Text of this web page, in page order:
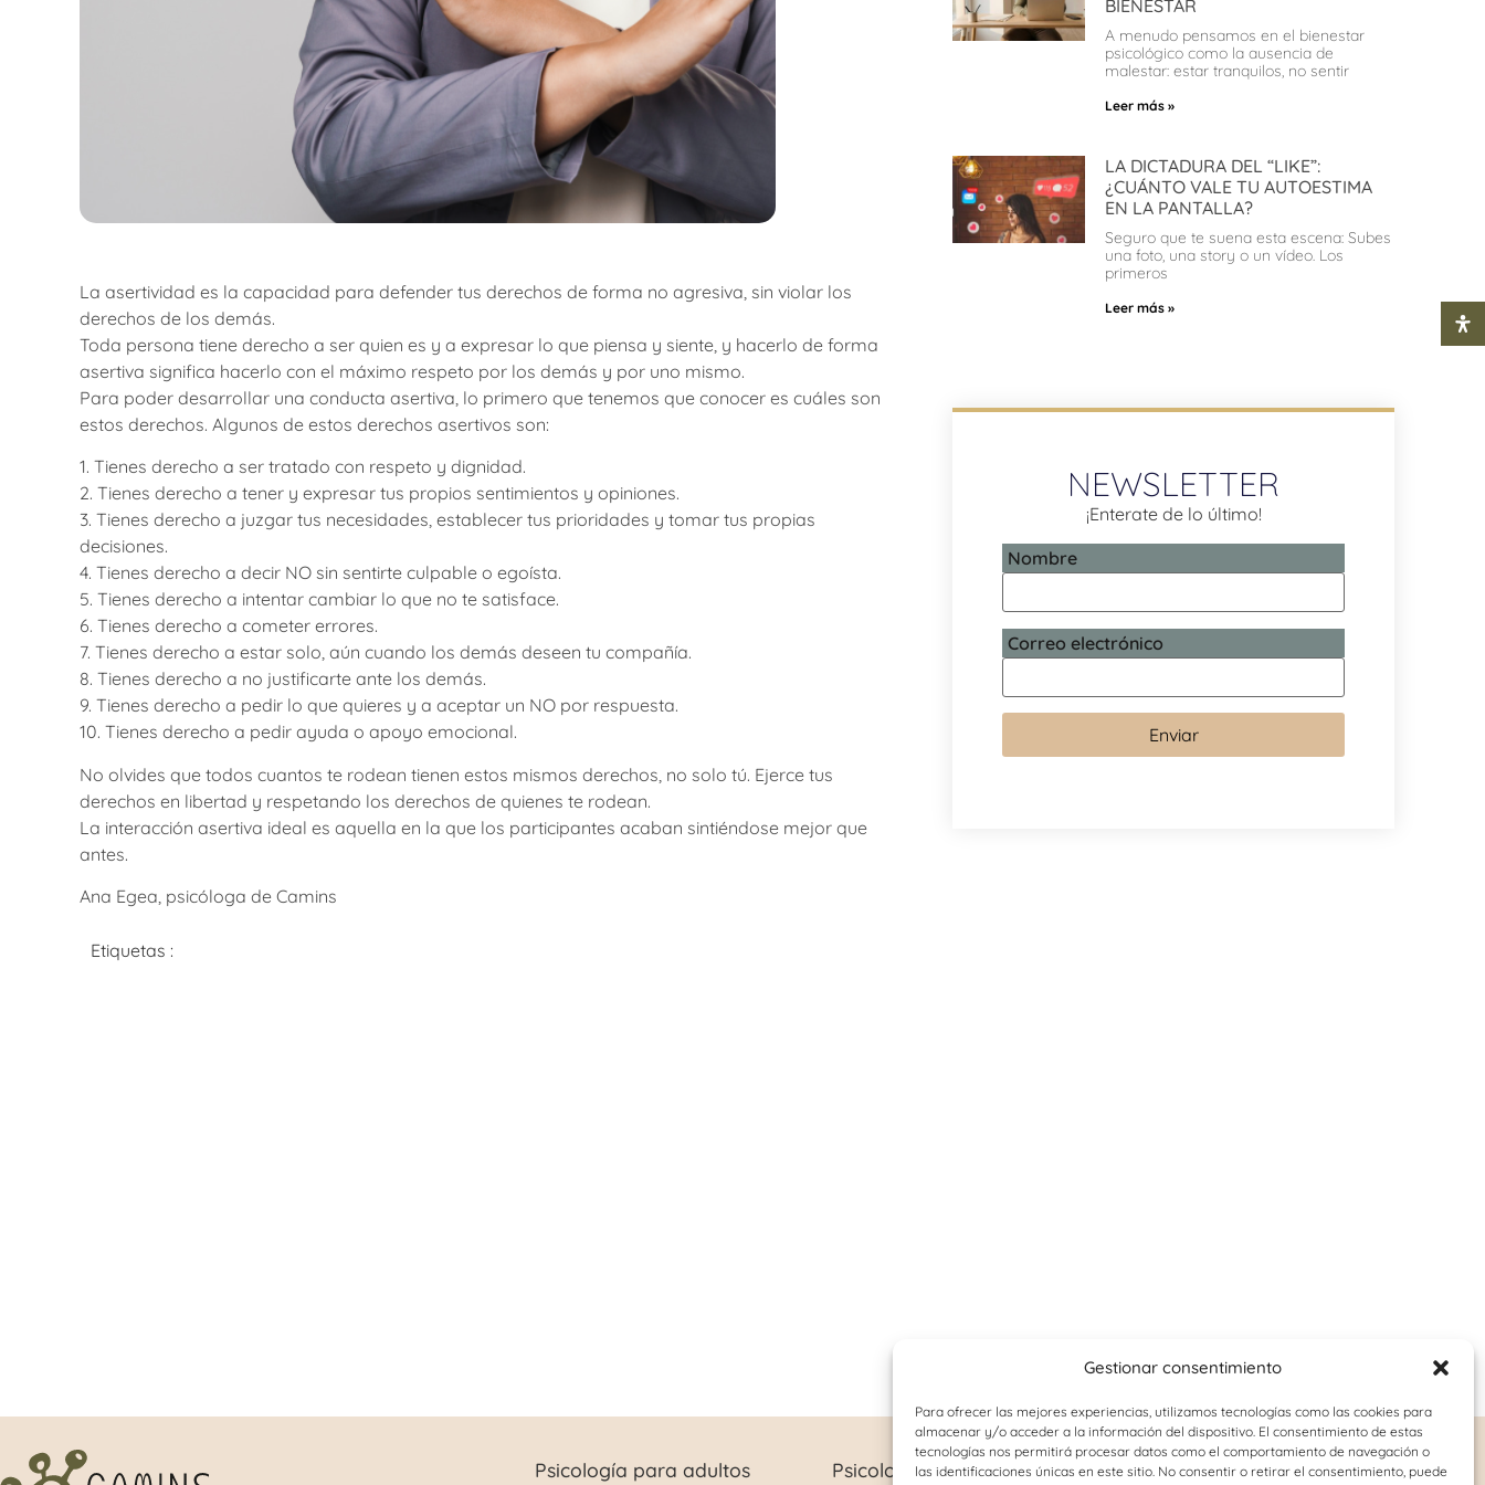
Gestionar consentimiento
Para ofrecer las mejores experiencias, utilizamos tecnologías como las cookies para
almacenar y/o acceder a la información del dispositivo. El consentimiento de estas
tecnologías nos permitirá procesar datos como el comportamiento de navegación o
las identificaciones únicas en este sitio. No consentir o retirar el consentimiento, puede
La asertividad es la capacidad para defender tus derechos de forma no agresiva, sin violar los
derechos de los demás.
Toda persona tiene derecho a ser quien es y a expresar lo que piensa y siente, y hacerlo de forma
asertiva significa hacerlo con el máximo respeto por los demás y por uno mismo.
Para poder desarrollar una conducta asertiva, lo primero que tenemos que conocer es cuáles son
estos derechos. Algunos de estos derechos asertivos son:
1. Tienes derecho a ser tratado con respeto y dignidad.
2. Tienes derecho a tener y expresar tus propios sentimientos y opiniones.
3. Tienes derecho a juzgar tus necesidades, establecer tus prioridades y tomar tus propias
decisiones.
4. Tienes derecho a decir NO sin sentirte culpable o egoísta.
5. Tienes derecho a intentar cambiar lo que no te satisface.
6. Tienes derecho a cometer errores.
7. Tienes derecho a estar solo, aún cuando los demás deseen tu compañía.
8. Tienes derecho a no justificarte ante los demás.
9. Tienes derecho a pedir lo que quieres y a aceptar un NO por respuesta.
10. Tienes derecho a pedir ayuda o apoyo emocional.
No olvides que todos cuantos te rodean tienen estos mismos derechos, no solo tú. Ejerce tus
derechos en libertad y respetando los derechos de quienes te rodean.
La interacción asertiva ideal es aquella en la que los participantes acaban sintiéndose mejor que
antes.
Ana Egea, psicóloga de Camins
Etiquetas :
BIENESTAR
A menudo pensamos en el bienestar
psicológico como la ausencia de
malestar: estar tranquilos, no sentir
Leer más »
LA DICTADURA DEL “LIKE”:
¿CUÁNTO VALE TU AUTOESTIMA
EN LA PANTALLA?
Seguro que te suena esta escena: Subes
una foto, una story o un vídeo. Los
primeros
Leer más »
NEWSLETTER
¡Enterate de lo último!
Nombre
Correo electrónico
Psicología para adultos Psicología infanto-juvenil Logopedia